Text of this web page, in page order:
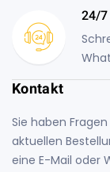
24/
Kontakt
Sie haben
aktuellen
eine E-Mail oder